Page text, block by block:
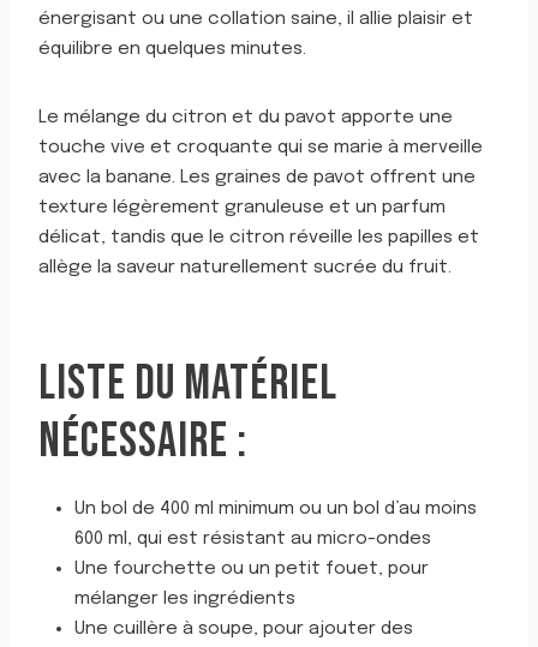
énergisant ou une collation saine, il allie plaisir et
équilibre en quelques minutes.
Le mélange du citron et du pavot apporte une
touche vive et croquante qui se marie à merveille
avec la banane. Les graines de pavot offrent une
texture légèrement granuleuse et un parfum
délicat, tandis que le citron réveille les papilles et
allège la saveur naturellement sucrée du fruit.
LISTE DU MATÉRIEL
NÉCESSAIRE :
Un bol de 400 ml minimum ou un bol d’au moins
600 ml, qui est résistant au micro-ondes
Une fourchette ou un petit fouet, pour
mélanger les ingrédients
Une cuillère à soupe, pour ajouter des